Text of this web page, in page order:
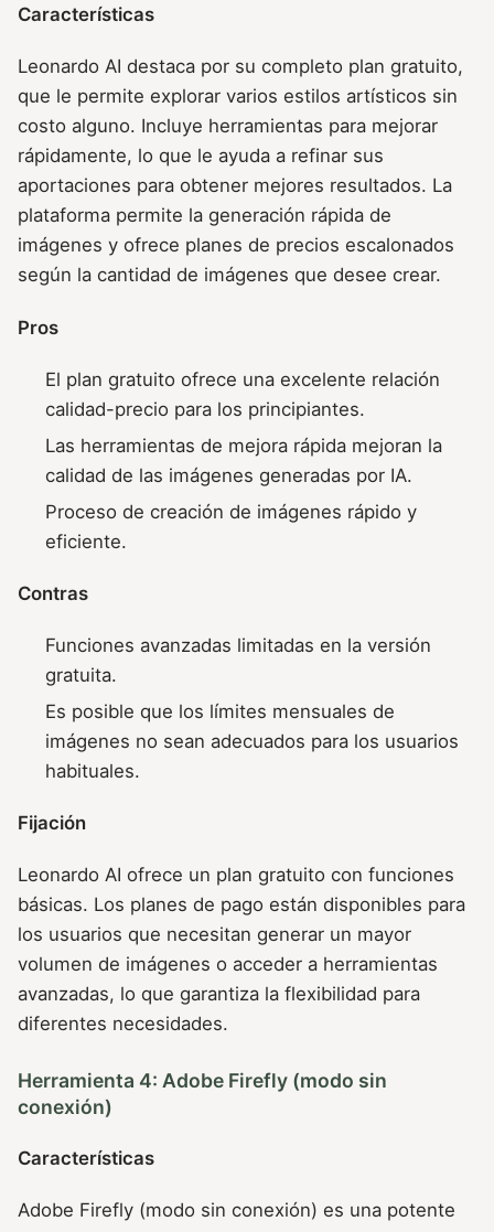
Características
Leonardo AI destaca por su completo plan gratuito,
que le permite explorar varios estilos artísticos sin
costo alguno. Incluye herramientas para mejorar
rápidamente, lo que le ayuda a refinar sus
aportaciones para obtener mejores resultados. La
plataforma permite la generación rápida de
imágenes y ofrece planes de precios escalonados
según la cantidad de imágenes que desee crear.
Pros
El plan gratuito ofrece una excelente relación
calidad-precio para los principiantes.
Las herramientas de mejora rápida mejoran la
calidad de las imágenes generadas por IA.
Proceso de creación de imágenes rápido y
eficiente.
Contras
Funciones avanzadas limitadas en la versión
gratuita.
Es posible que los límites mensuales de
imágenes no sean adecuados para los usuarios
habituales.
Fijación
Leonardo AI ofrece un plan gratuito con funciones
básicas. Los planes de pago están disponibles para
los usuarios que necesitan generar un mayor
volumen de imágenes o acceder a herramientas
avanzadas, lo que garantiza la flexibilidad para
diferentes necesidades.
Herramienta 4: Adobe Firefly (modo sin
conexión)
Características
Adobe Firefly (modo sin conexión) es una potente